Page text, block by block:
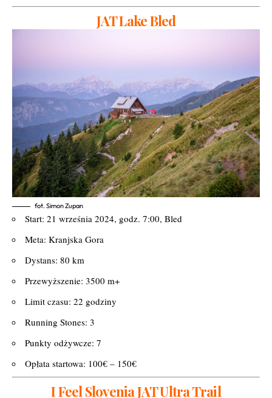
JAT Lake Bled
fot. Simon Zupan
Start: 21 września 2024, godz. 7:00, Bled
Meta: Kranjska Gora
Dystans: 80 km
Przewyższenie: 3500 m+
Limit czasu: 22 godziny
Running Stones: 3
Punkty odżywcze: 7
Opłata startowa: 100€ – 150€
I Feel Slovenia JAT Ultra Trail